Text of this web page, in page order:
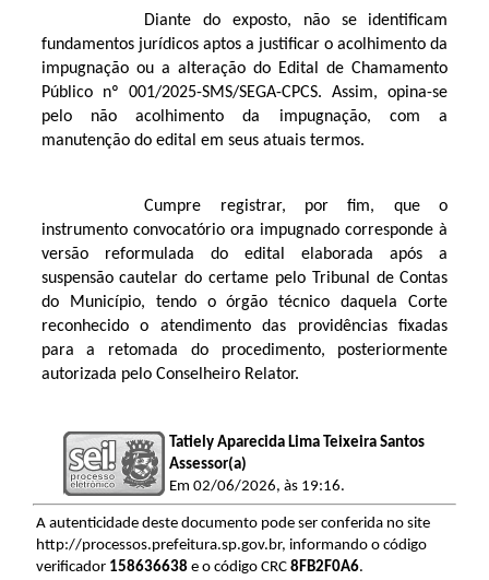
Diante do exposto, não se identificam
fundamentos jurídicos aptos a justificar o acolhimento da
impugnação ou a alteração do Edital de Chamamento
Público nº 001/2025-SMS/SEGA-CPCS. Assim, opina-se
pelo não acolhimento da impugnação, com a
manutenção do edital em seus atuais termos.
Cumpre registrar, por fim, que o
instrumento convocatório ora impugnado corresponde à
versão reformulada do edital elaborada após a
suspensão cautelar do certame pelo Tribunal de Contas
do Município, tendo o órgão técnico daquela Corte
reconhecido o atendimento das providências fixadas
para a retomada do procedimento, posteriormente
autorizada pelo Conselheiro Relator.
Tatiely Aparecida Lima Teixeira Santos
Assessor(a)
Em 02/06/2026, às 19:16.
A autenticidade deste documento pode ser conferida no site
http://processos.prefeitura.sp.gov.br, informando o código
verificador 158636638e o código CRC 8FB2F0A6.